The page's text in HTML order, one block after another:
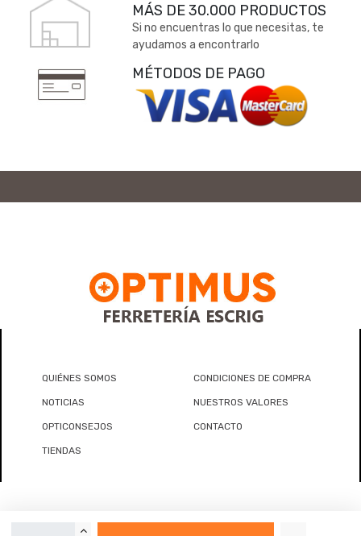
MÁS DE 30.000 PRODUCTOS
Si no encuentras lo que necesitas, te
ayudamos a encontrarlo
MÉTODOS DE PAGO
QUIÉNES SOMOS CONDICIONES DE COMPRA
NOTICIAS NUESTROS VALORES
OPTICONSEJOS CONTACTO
TIENDAS